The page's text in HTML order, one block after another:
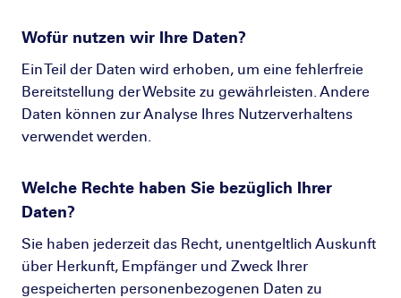
Wofür nutzen wir Ihre Daten?
Ein Teil der Daten wird erhoben, um eine fehlerfreie
Bereitstellung der Website zu gewährleisten. Andere
Daten können zur Analyse Ihres Nutzerverhaltens
verwendet werden.
Welche Rechte haben Sie bezüglich Ihrer
Daten?
Sie haben jederzeit das Recht, unentgeltlich Auskunft
über Herkunft, Empfänger und Zweck Ihrer
gespeicherten personenbezogenen Daten zu